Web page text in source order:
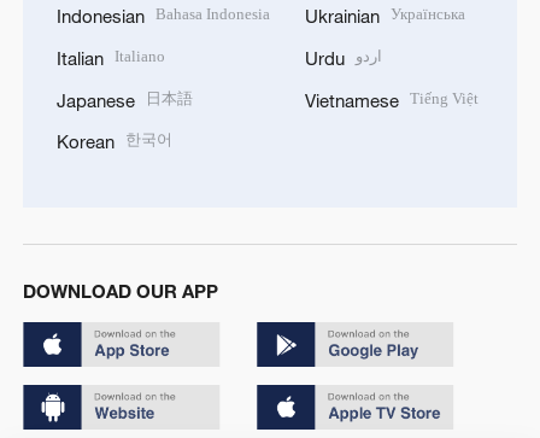
Indonesian Bahasa Indonesia
Italian Italiano
Japanese 日本語
Korean 한국어
Ukrainian Українська
Urdu اردو
Vietnamese Tiếng Việt
DOWNLOAD OUR APP